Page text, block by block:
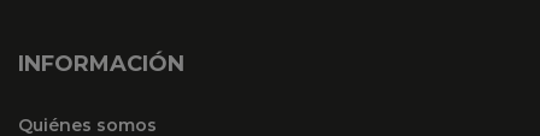
INFORMACIÓN
Quiénes somos